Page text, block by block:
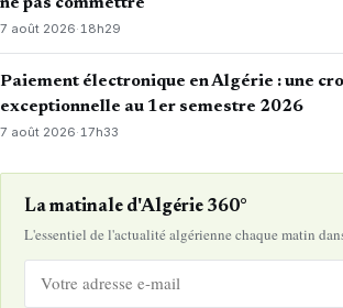
7 août 2026· 18h29
Paiement électronique en Algérie : une
exceptionnelle au 1er semestre 2026
7 août 2026·17h33
La matinale d'Algérie 360°
L'essentiel de l'actualité algérienne chaque matin